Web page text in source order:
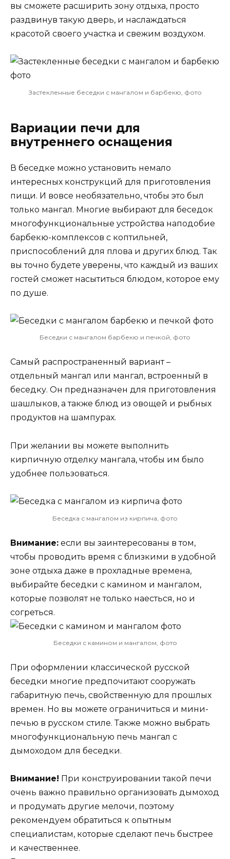
вы сможете расширить зону отдыха, просто
раздвинув такую дверь, и наслаждаться
красотой своего участка и свежим воздухом.
Застекленные беседки с мангалом и барбекю, фото
Вариации печи для
внутреннего оснащения
В беседке можно установить немало
интересных конструкций для приготовления
пищи. И вовсе необязательно, чтобы это был
только мангал. Многие выбирают для беседок
многофункциональные устройства наподобие
барбекю-комплексов с коптильней,
приспособлений для плова и других блюд. Так
вы точно будете уверены, что каждый из ваших
гостей сможет насытиться блюдом, которое ему
по душе.
Беседки с мангалом барбекю и печкой, фото
Самый распространенный вариант –
отдельный мангал или мангал, встроенный в
беседку. Он предназначен для приготовления
шашлыков, а также блюд из овощей и рыбных
продуктов на шампурах.
При желании вы можете выполнить
кирпичную отделку мангала, чтобы им было
удобнее пользоваться.
Беседка с мангалом из кирпича, фото
Внимание: если вы заинтересованы в том,
чтобы проводить время с близкими в удобной
зоне отдыха даже в прохладные времена,
выбирайте беседки с камином и мангалом,
которые позволят не только наесться, но и
согреться.
Беседки с камином и мангалом, фото
При оформлении классической русской
беседки многие предпочитают сооружать
габаритную печь, свойственную для прошлых
времен. Но вы можете ограничиться и мини-
печью в русском стиле. Также можно выбрать
многофункциональную печь мангал с
дымоходом для беседки.
Внимание! При конструировании такой печи
очень важно правильно организовать дымоход
и продумать другие мелочи, поэтому
рекомендуем обратиться к опытным
специалистам, которые сделают печь быстрее
и качественнее.